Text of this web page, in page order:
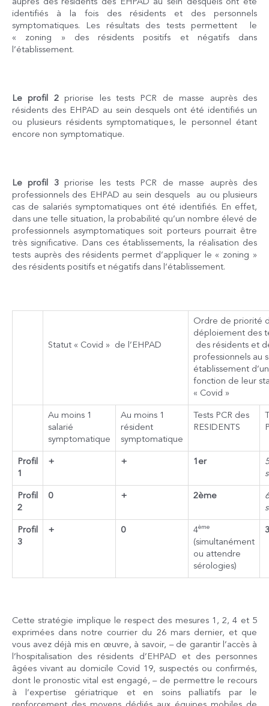
auprès des résidents des EHPAD au sein desquels ont été
identifiés à la fois des résidents et des personnels
symptomatiques. Les résultats des tests permettent le
« zoning » des résidents positifs et négatifs dans
l’établissement.
Le profil 2priorise les tests PCR de masse auprès des
résidents des EHPAD au sein desquels ont été identifiés un
ou plusieurs résidents symptomatiques, le personnel étant
encore non symptomatique.
Le profil 3priorise les tests PCR de masse auprès des
professionnels des EHPAD au sein desquels au ou plusieurs
cas de salariés symptomatiques ont été identifiés. En effet,
dans une telle situation, la probabilité qu’un nombre élevé de
professionnels asymptomatiques soit porteurs pourrait être
très significative. Dans ces établissements, la réalisation des
tests auprès des résidents permet d’appliquer le « zoning »
des résidents positifs et négatifs dans l’établissement.
Statut « Covid » de l’EHPAD
Ordre de priorité
déploiement des
des résidents et
professionnels au
établissement
fonction de leur
« Covid »
Au moins 1
salarié
symptomatique
Au moins 1
résident
symptomatique
Tests PCR des
RESIDENTS
Profil
1
+ + 1er
5
Profil
2
0 + 2ème
6
Profil
3
+ 0 4ème
(simultanément
ou attendre
sérologies)
Cette stratégie implique le respect des mesures 1, 2, 4 et 5
exprimées dans notre courrier du 26 mars dernier, et que
vous avez déjà mis en œuvre, à savoir, – de garantir l’accès à
l’hospitalisation des résidents d’EHPAD et des personnes
âgées vivant au domicile Covid 19, suspectés ou confirmés,
dont le pronostic vital est engagé, – de permettre le recours
à l’expertise gériatrique et en soins palliatifs par le